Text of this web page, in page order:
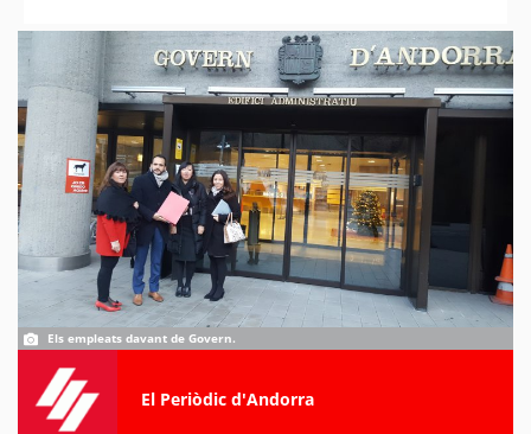
Els empleats davant de Govern.
El Periòdic d'Andorra